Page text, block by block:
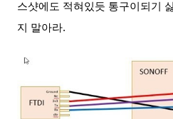
스샷에도 적혀있듯 통구이되기
지 말아라.